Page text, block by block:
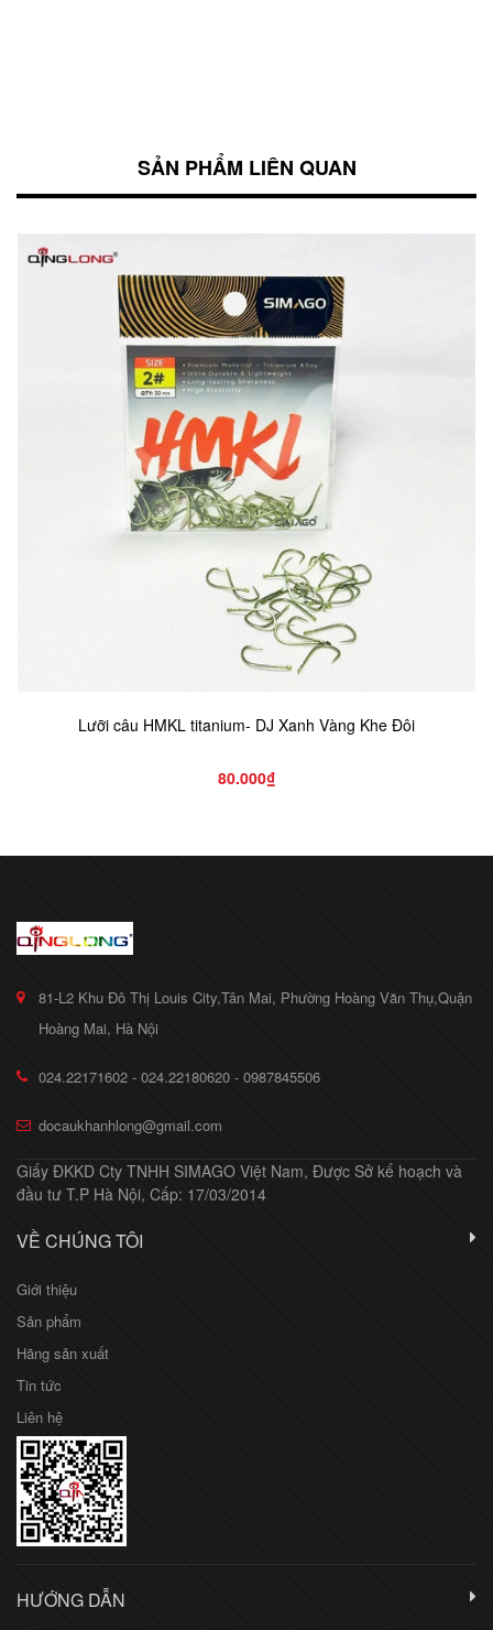
SẢN PHẨM LIÊN QUAN
Lưỡi câu HMKL titanium- DJ Xanh Vàng Khe Đôi
80.000₫
81-L2 Khu Đô Thị Louis City,Tân Mai, Phường Hoàng Văn Thụ,Quận
Hoàng Mai, Hà Nội
024.22171602 - 024.22180620 - 0987845506
docaukhanhlong@gmail.com
Giấy ĐKKD Cty TNHH SIMAGO Việt Nam, Được Sở kế hoạch và
đầu tư T.P Hà Nội, Cấp: 17/03/2014
VỀ CHÚNG TÔI
Giới thiệu
Sản phẩm
Hãng sản xuất
Tin tức
Liên hệ
HƯỚNG DẪN